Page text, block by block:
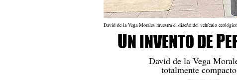
David de la Vega Morales muestra el diseño del vehículo
U N INVENTO DEP
David de la Vega
totalmente